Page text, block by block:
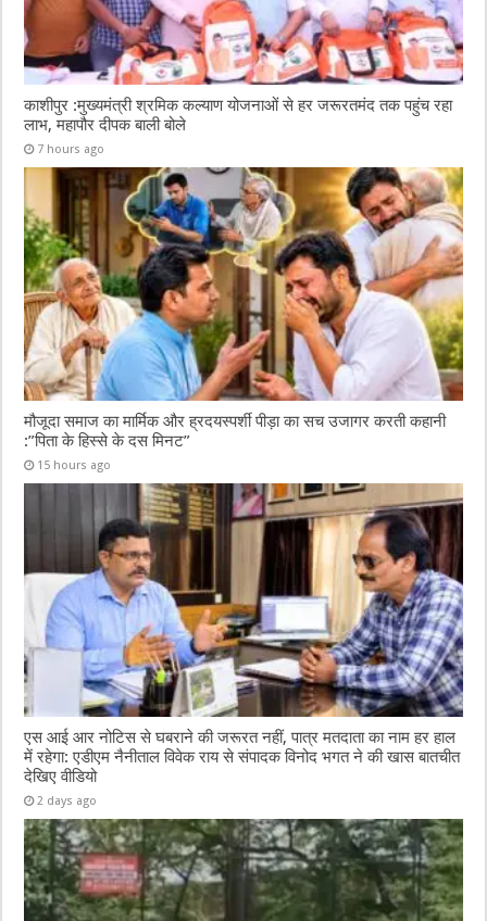
काशीपुर :मुख्यमंत्री श्रमिक कल्याण योजनाओं से हर जरूरतमंद तक पहुंच रहा
लाभ, महापौर दीपक बाली बोले
7 hours ago
मौजूदा समाज का मार्मिक और ह्रदयस्पर्शी पीड़ा का सच उजागर करती कहानी
:”पिता के हिस्से के दस मिनट”
15 hours ago
एस आई आर नोटिस से घबराने की जरूरत नहीं, पात्र मतदाता का नाम हर हाल
में रहेगा: एडीएम नैनीताल विवेक राय से संपादक विनोद भगत ने की खास बातचीत
देखिए वीडियो
2 days ago